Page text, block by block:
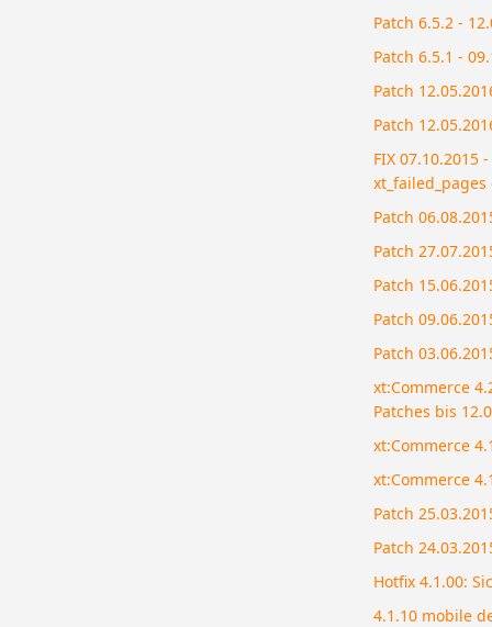
Patch 6.5.2 -
Patch 6.5.1 -
Patch
Patch
FIX 07.10.2015
Patch
Patch
Patch
Patch
Patch
xt:Commerce
Patches bis
xt:Commerce
xt:Commerce
Patch
Patch
Hotfix 4.1.00:
4.1.10 mobile